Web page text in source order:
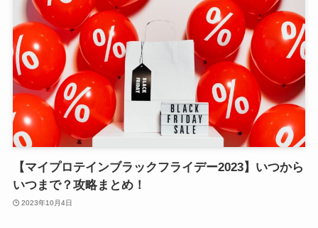
【マイプロテインブラックフライデー2023】いつから
いつまで？攻略まとめ！
2023年10月4日